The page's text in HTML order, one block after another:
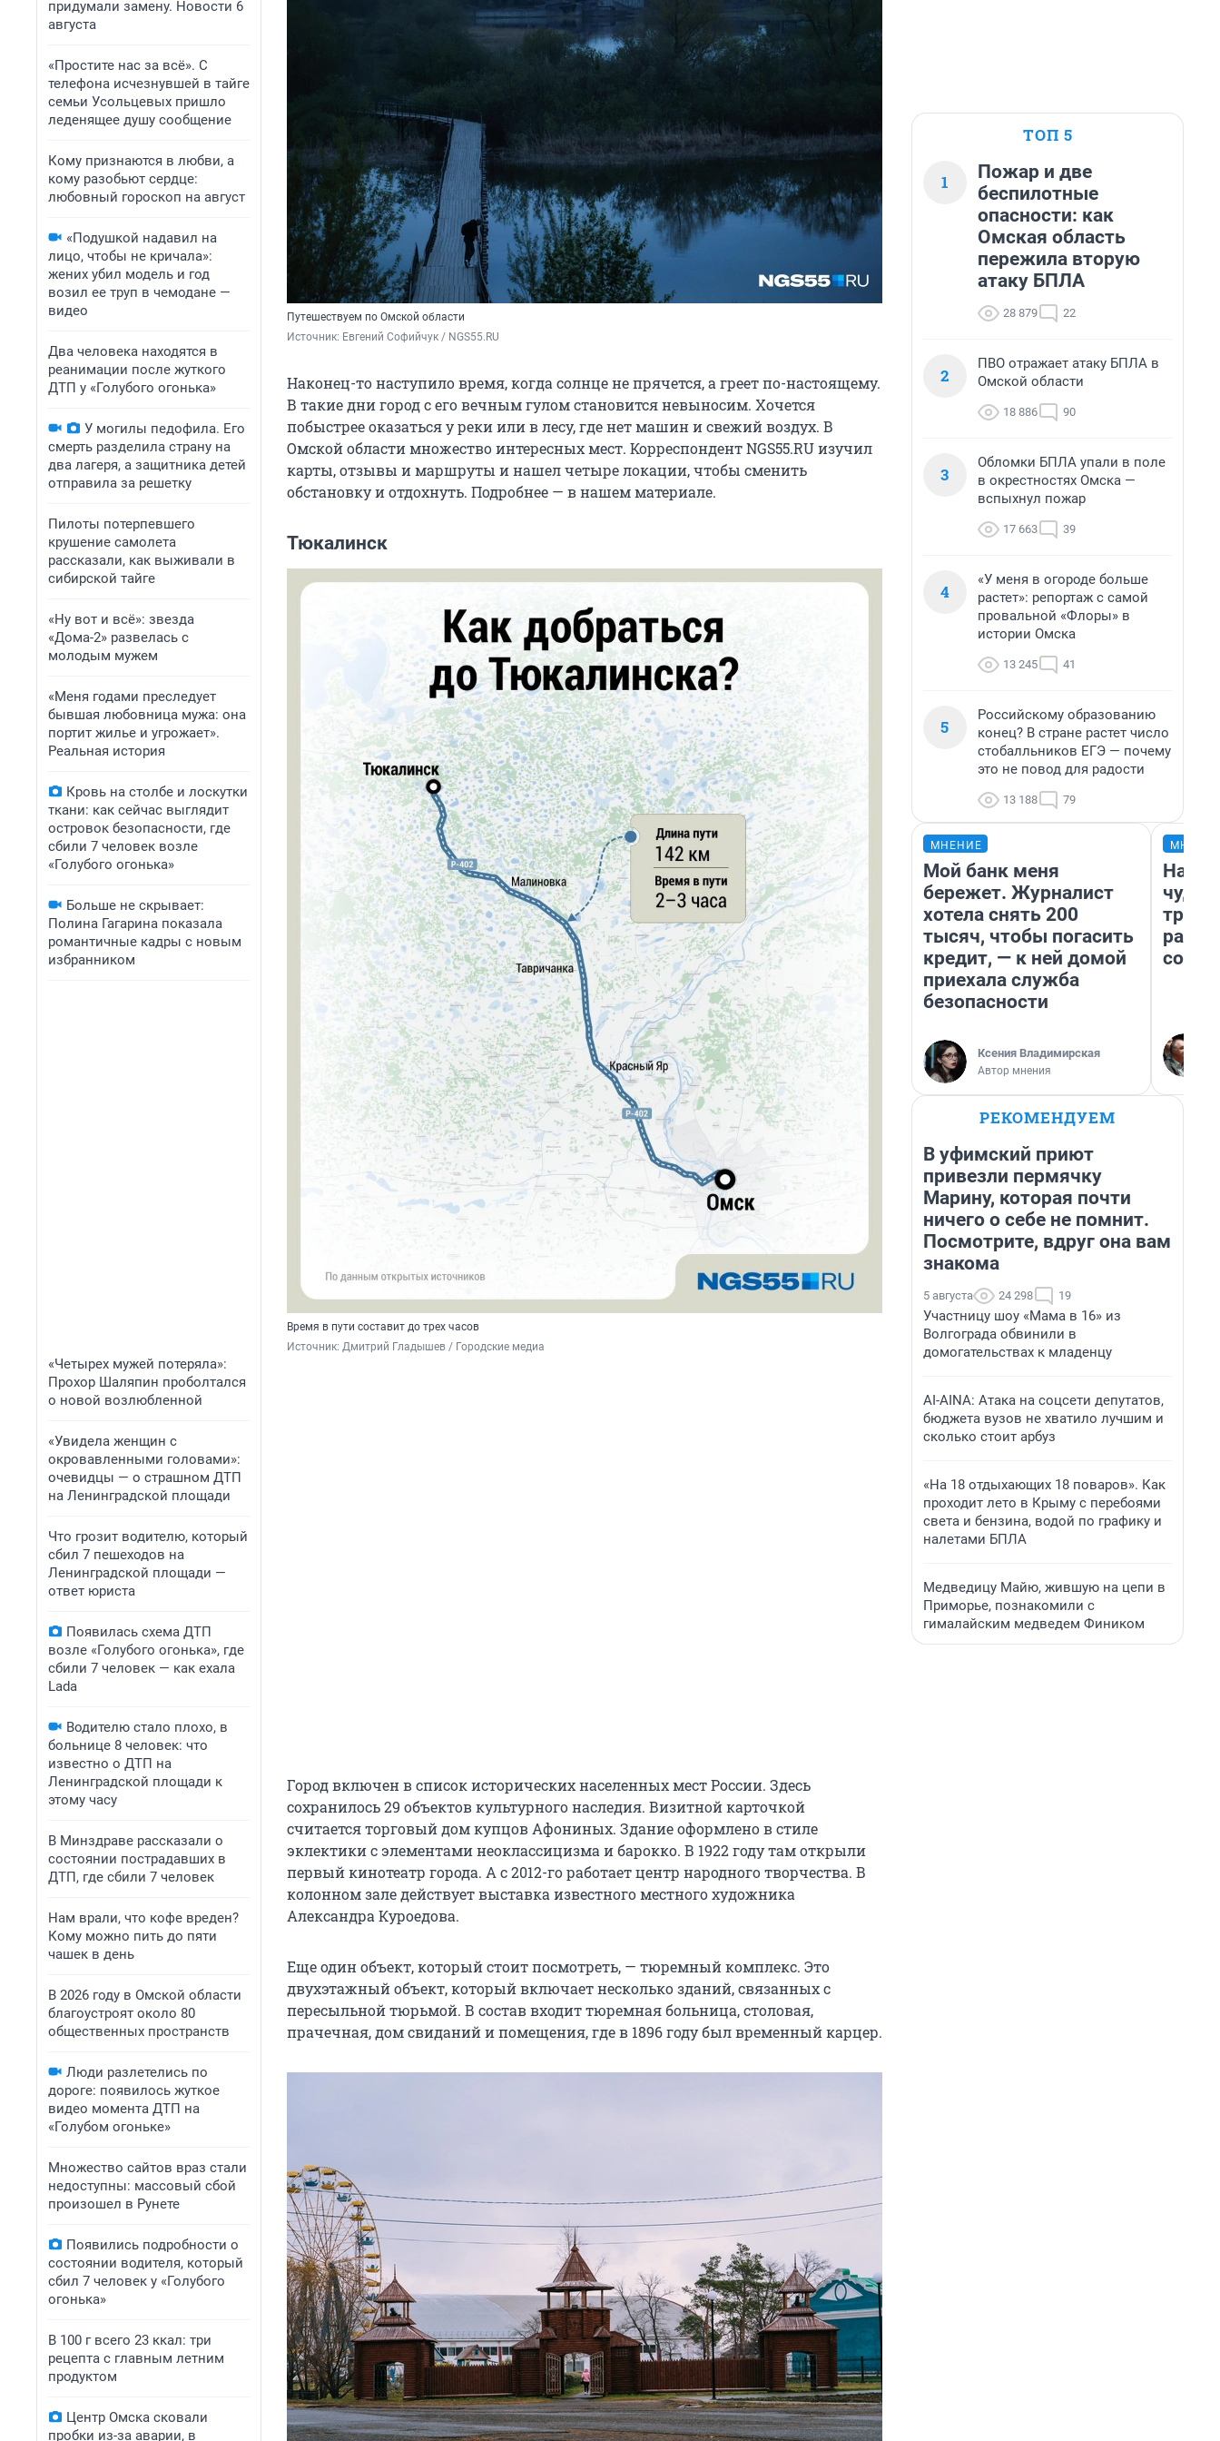
придумали замену. Новости 6
августа
«Простите нас за всё». С
телефона исчезнувшей в тайге
семьи Усольцевых пришло
леденящее душу сообщение
Кому признаются в любви, а
кому разобьют сердце:
любовный гороскоп на август
«Подушкой надавил на
лицо, чтобы не кричала»:
жених убил модель и год
возил ее труп в чемодане —
видео
Два человека находятся в
реанимации после жуткого
ДТП у «Голубого огонька»
У могилы педофила. Его
смерть разделила страну на
два лагеря, а защитника детей
отправила за решетку
Пилоты потерпевшего
крушение самолета
рассказали, как выживали в
сибирской тайге
«Ну вот и всё»: звезда
«Дома-2» развелась с
молодым мужем
«Меня годами преследует
бывшая любовница мужа: она
портит жилье и угрожает».
Реальная история
Кровь на столбе и лоскутки
ткани: как сейчас выглядит
островок безопасности, где
сбили 7 человек возле
«Голубого огонька»
Больше не скрывает:
Полина Гагарина показала
романтичные кадры с новым
избранником
«Четырех мужей потеряла»:
Прохор Шаляпин проболтался
о новой возлюбленной
«Увидела женщин с
окровавленными головами»:
очевидцы — о страшном ДТП
на Ленинградской площади
Что грозит водителю, который
сбил 7 пешеходов на
Ленинградской площади —
ответ юриста
Появилась схема ДТП
возле «Голубого огонька», где
сбили 7 человек — как ехала
Lada
Водителю стало плохо, в
больнице 8 человек: что
известно о ДТП на
Ленинградской площади к
этому часу
В Минздраве рассказали о
состоянии пострадавших в
ДТП, где сбили 7 человек
Нам врали, что кофе вреден?
Кому можно пить до пяти
чашек в день
В 2026 году в Омской области
благоустроят около 80
общественных пространств
Люди разлетелись по
дороге: появилось жуткое
видео момента ДТП на
«Голубом огоньке»
Множество сайтов враз стали
недоступны: массовый сбой
произошел в Рунете
Появились подробности о
состоянии водителя, который
сбил 7 человек у «Голубого
огонька»
В 100 г всего 23 ккал: три
рецепта с главным летним
продуктом
Центр Омска сковали
пробки из-за аварии, в
Путешествуем по Омской области
Источник: Евгений Софийчук / NGS55.RU
Наконец-то наступило время, когда солнце не прячется, а греет по-настоящему.
В такие дни город с его вечным гулом становится невыносим. Хочется
побыстрее оказаться у реки или в лесу, где нет машин и свежий воздух. В
Омской области множество интересных мест. Корреспондент NGS55.RU изучил
карты, отзывы и маршруты и нашел четыре локации, чтобы сменить
обстановку и отдохнуть. Подробнее — в нашем материале.
Тюкалинск
Время в пути составит до трех часов
Источник: Дмитрий Гладышев / Городские медиа
Город включен в список исторических населенных мест России. Здесь
сохранилось 29 объектов культурного наследия. Визитной карточкой
считается торговый дом купцов Афониных. Здание оформлено в стиле
эклектики с элементами неоклассицизма и барокко. В 1922 году там открыли
первый кинотеатр города. А с 2012-го работает центр народного творчества. В
колонном зале действует выставка известного местного художника
Александра Куроедова.
Еще один объект, который стоит посмотреть, — тюремный комплекс. Это
двухэтажный объект, который включает несколько зданий, связанных с
пересыльной тюрьмой. В состав входит тюремная больница, столовая,
прачечная, дом свиданий и помещения, где в 1896 году был временный карцер.
ТОП 5
1
Пожар и две
беспилотные
опасности: как
Омская область
пережила вторую
атаку БПЛА
28 879 22
2
ПВО отражает атаку БПЛА в
Омской области
18 886 90
3
Обломки БПЛА упали в поле
в окрестностях Омска —
вспыхнул пожар
17 663 39
4
«У меня в огороде больше
растет»: репортаж с самой
провальной «Флоры» в
истории Омска
13 245 41
5
Российскому образованию
конец? В стране растет число
стобалльников ЕГЭ — почему
это не повод для радости
13 188 79
МНЕНИЕ
Мой банк меня
бережет. Журналист
хотела снять 200
тысяч, чтобы погасить
кредит, — к ней домой
приехала служба
безопасности
Ксения Владимирская
Автор мнения
РЕКОМЕНДУЕМ
В уфимский приют
привезли пермячку
Марину, которая почти
ничего о себе не помнит.
Посмотрите, вдруг она вам
знакома
5 августа 24 298 19
Участницу шоу «Мама в 16» из
Волгограда обвинили в
домогательствах к младенцу
AI-AINA: Атака на соцсети депутатов,
бюджета вузов не хватило лучшим и
сколько стоит арбуз
«На 18 отдыхающих 18 поваров». Как
проходит лето в Крыму с перебоями
света и бензина, водой по графику и
налетами БПЛА
Медведицу Майю, жившую на цепи в
Приморье, познакомили с
гималайским медведем Фиником